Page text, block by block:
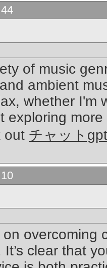
of music
ambient
whether I'm
exploring
out チャットgpt
on overcoming
clear that